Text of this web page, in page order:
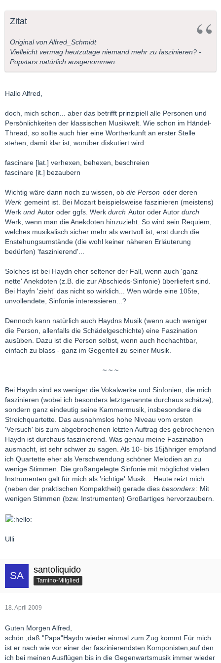
Zitat
Original von Alfred_Schmidt
Vielleicht vermag heutzutage niemand mehr zu faszinieren? -
Popstars natürlich ausgenommen.
Hallo Alfred,
doch, mich schon... aber das betrifft prinzipiell alle Personen und
Persönlichkeiten der klassischen Musikwelt. Wie schon im Händel-
Thread, so sollte auch hier eine Wortherkunft an erster Stelle
stehen, damit klar ist, worüber diskutiert wird:
fascinare [lat.] verhexen, behexen, beschreien
fascinare [it.] bezaubern
Wichtig wäre dann noch zu wissen, ob die Person oder deren
Werk gemeint ist. Bei Mozart beispielsweise faszinieren (meistens)
Werk und Autor oder ggfs. Werk durch Autor oder Autor durch
Werk, wenn man die Anekdoten hinzuzieht. So wird sein Requiem,
welches musikalisch sicher mehr als wertvoll ist, erst durch die
Enstehungsumstände (die wohl keiner näheren Erläuterung
bedürfen) 'faszinierend'...
Solches ist bei Haydn eher seltener der Fall, wenn auch 'ganz
nette' Anekdoten (z.B. die zur Abschieds-Sinfonie) überliefert sind.
Bei Hayfn 'zieht' das nicht so wirklich... Wen würde eine 105te,
unvollendete, Sinfonie interessieren...?
Dennoch kann natürlich auch Haydns Musik (wenn auch weniger
die Person, allenfalls die Schädelgeschichte) eine Faszination
ausüben. Dazu ist die Person selbst, wenn auch hochachtbar,
einfach zu blass - ganz im Gegenteil zu seiner Musik.
~ ~ ~
Bei Haydn sind es weniger die Vokalwerke und Sinfonien, die mich
faszinieren (wobei ich besonders letztgenannte durchaus schätze),
sondern ganz eindeutig seine Kammermusik, insbesondere die
Streichquartette. Das ausnahmslos hohe Niveau vom ersten
'Versuch' bis zum abgebrochenen letzten Auftrag des gebrochenen
Haydn ist durchaus faszinierend. Was genau meine Faszination
ausmacht, ist sehr schwer zu sagen. Als 10- bis 15jähriger empfand
ich Quartette eher als Verschwendung schöner Melodien an zu
wenige Stimmen. Die großangelegte Sinfonie mit möglichst vielen
Instrumenten galt für mich als 'richtige' Musik... Heute reizt mich
(neben der praktischen Kompaktheit) gerade dies besonders: Mit
wenigen Stimmen (bzw. Instrumenten) Großartiges hervorzaubern.
Ulli
santoliquido
Tamino-Mitglied
18. April 2009
Guten Morgen Alfred,
schön ,daß "Papa"Haydn wieder einmal zum Zug kommt.Für mich
ist er nach wie vor einer der faszinierendsten Komponisten,auf den
ich bei meinen Ausflügen bis in die Gegenwartsmusik immer wieder